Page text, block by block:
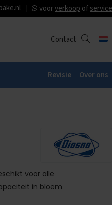
voorverkoop ofservice
Contact
Revisie Over ons
voor alle
in bloem